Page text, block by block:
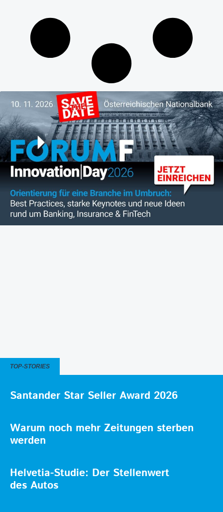
TOP-STORIES
Santander Star Seller Award 2026
Warum noch mehr Zeitungen sterben
werden
Helvetia-Studie: Der Stellenwert
des Autos